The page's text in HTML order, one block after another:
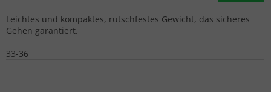
Leichtes und kompaktes, rutschfestes Gewicht, das sicheres
Gehen garantiert.
33-36